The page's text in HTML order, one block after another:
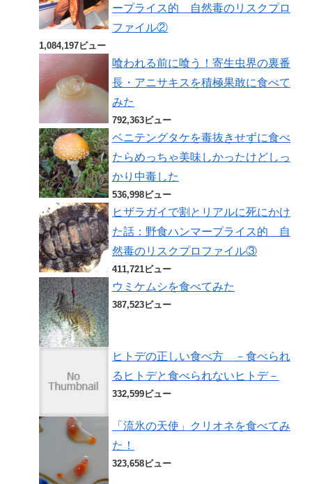
ープライス的 自然毒のリスクプロ
ファイル②
1,084,197ビュー
喰われる前に喰う！寄生虫界の裏番
長・アニサキスを積極果敢に食べて
みた
792,363ビュー
ベニテングタケを毒抜きせずに食べ
たらめっちゃ美味しかったけどしっ
かり中毒した
536,998ビュー
ヒザラガイで割とリアルに死にかけ
た話：野食ハンマープライス的 自
然毒のリスクプロファイル③
411,721ビュー
ウミケムシを食べてみた
387,523ビュー
ヒトデの正しい食べ方 －食べられ
るヒトデと食べられないヒトデ－
332,599ビュー
「流氷の天使」クリオネを食べてみ
た！
323,658ビュー